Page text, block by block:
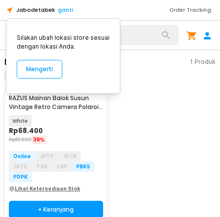
Jabodetabek ganti Order Tracking
Alat Kopi
LELE BROTHER 1 Produk
Urutkan
RAZUS Mainan Balok Susun
Vintage Retro Camera Polaroid
White
Rp68.400
Rp111.900 39%
Online JKTP
JKTB
JKTU
TGR CKP
PBKS
PDPK
Lihat Ketersediaan Stok
+ Keranjang
Silakan ubah lokasi store sesuai
dengan lokasi Anda.
Mengerti